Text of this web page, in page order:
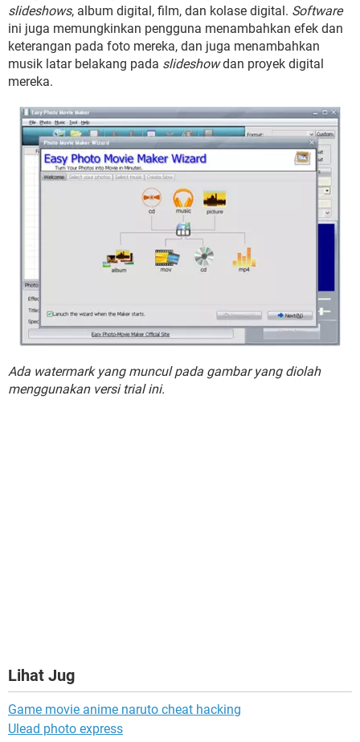
slideshows, album digital, film, dan kolase digital. Software
ini juga memungkinkan pengguna menambahkan efek dan
keterangan pada foto mereka, dan juga menambahkan
musik latar belakang pada slideshowdan proyek digital
mereka.
Ada watermark yang muncul pada gambar yang diolah
menggunakan versi trial ini.
Lihat Jug
Game movie anime naruto cheat hacking
Ulead photo express